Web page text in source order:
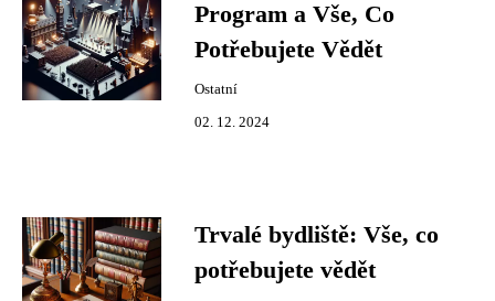
Program a Vše, Co
Potřebujete Vědět
Ostatní
02. 12. 2024
Trvalé bydliště: Vše, co
potřebujete vědět